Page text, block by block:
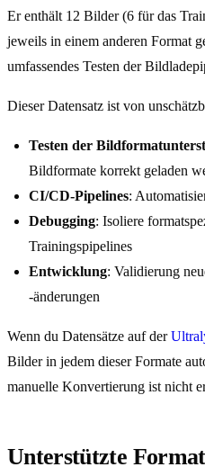
Er enthält 12 Bilder (6 für das
jeweils in einem anderen Format
umfassendes Testen der
Dieser Datensatz ist von
Testen der
Bildformate korrekt geladen
CI/CD-Pipelines:
Debugging: Isoliere
Trainingspipelines
Entwicklung: Validierung
-änderungen
Wenn du Datensätze auf der
Bilder in jedem dieser Formate
manuelle Konvertierung ist nicht
Unterstützte